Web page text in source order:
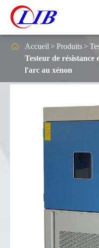
 Accueil Produits
Testeur de résistance
l'arc au xénon